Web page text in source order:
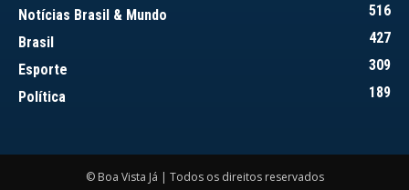
Notícias Brasil & Mundo
516
Brasil
427
Esporte
309
Política
189
© Boa Vista Já | Todos os direitos reservados